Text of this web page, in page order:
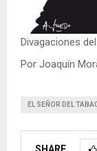
Divagaciones
Por Joaquín
EL SEÑOR DEL